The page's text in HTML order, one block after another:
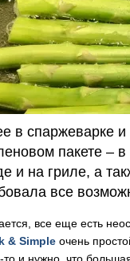
в спаржеварке
пакете –
и на гриле, а
все
все еще есть
& Simple очень